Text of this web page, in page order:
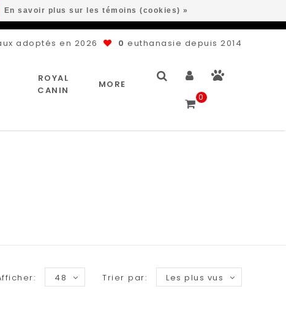
adoptés en 2026 0 euthanasie depuis 2014
ROYAL
CANIN
MORE
0
Trier par: Les plus vus
48
En savoir plus sur les témoins (cookies) »